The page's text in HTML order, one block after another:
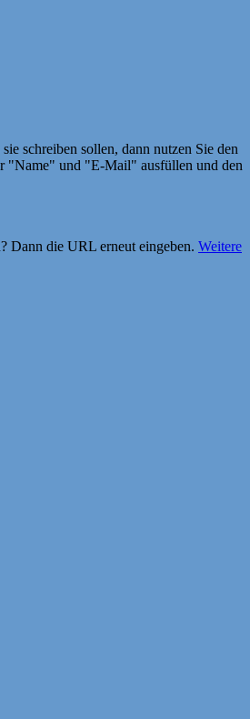
schreiben sollen, dann nutzen Sie den
"Name" und "E-Mail" ausfüllen und den
Dann die URL erneut eingeben. Weitere